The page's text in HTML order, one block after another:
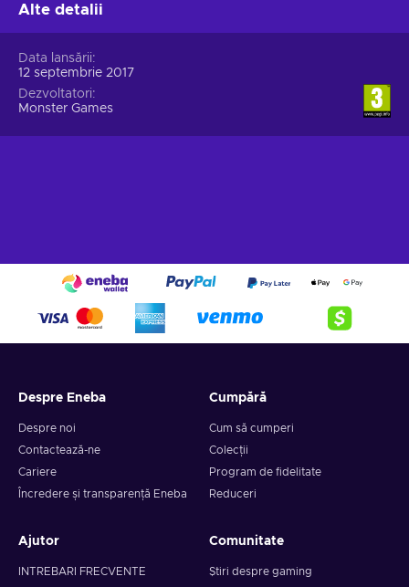
Alte detalii
Data lansării
12 septembrie 2017
Dezvoltatori
Monster Games
Despre Eneba
Despre noi
Contactează-ne
Cariere
Încredere și transparență Eneba
Cumpără
Cum să cumperi
Colecții
Program de fidelitate
Reduceri
Ajutor
INTREBARI FRECVENTE
Comunitate
Știri despre gaming